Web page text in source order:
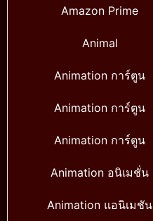
Amazon Prime
Animal
Animation การ์ตูน
Animation การ์ตูน
Animation การ์ตูน
Animation อนิเมชั่น
Animation แอนิเมชัน